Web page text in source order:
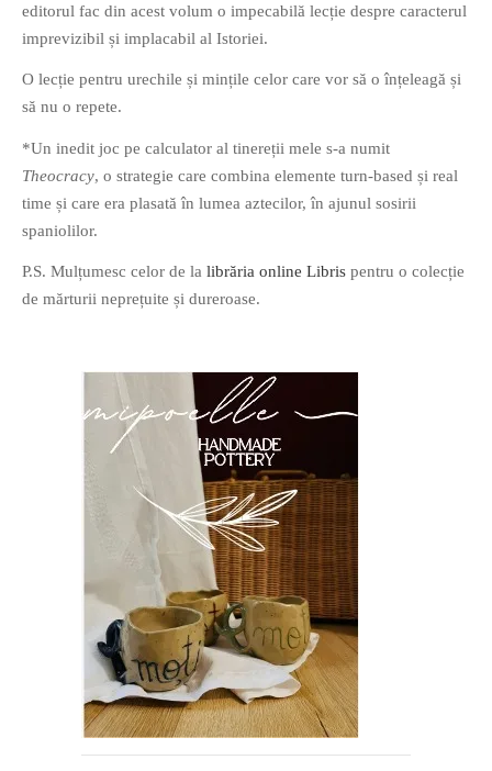
PRIETENI DIN BREASLA
Filme-Carti.ro
editorul fac din acest volum o impecabilă lecție despre caracterul
imprevizibil și implacabil al Istoriei.
O lecție pentru urechile și mințile celor care vor să o înțeleagă și
să nu o repete.
*Un inedit joc pe calculator al tinereții mele s-a numit
Theocracy, o strategie care combina elemente turn-based și real
time și care era plasată în lumea aztecilor, în ajunul sosirii
spaniolilor.
P.S. Mulțumesc celor de la librăria online Libris pentru o colecție
de mărturii neprețuite și dureroase.